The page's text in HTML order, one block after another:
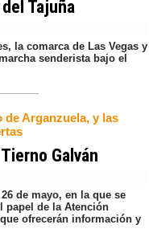
Tajuña
la comarca de Las Vegas y
senderista bajo el
de Arganzuela, y las
Galván
de mayo, en la que se
papel de la Atención
ofrecerán información y